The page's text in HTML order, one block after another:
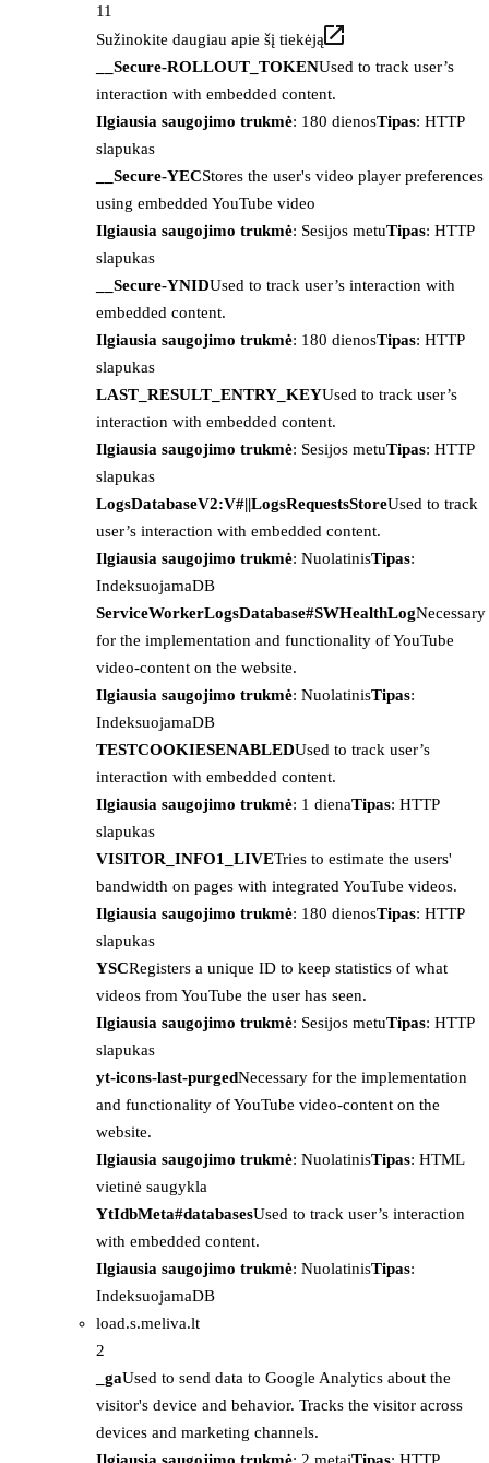
11
Sužinokite daugiau apie šį tiekėją
__Secure-ROLLOUT_TOKENUsed to track user’s
interaction with embedded content.
Ilgiausia saugojimo trukmė: 180 dienosTipas: HTTP
slapukas
__Secure-YECStores the user's video player preferences
using embedded YouTube video
Ilgiausia saugojimo trukmė: Sesijos metuTipas: HTTP
slapukas
__Secure-YNIDUsed to track user’s interaction with
embedded content.
Ilgiausia saugojimo trukmė: 180 dienosTipas: HTTP
slapukas
LAST_RESULT_ENTRY_KEYUsed to track user’s
interaction with embedded content.
Ilgiausia saugojimo trukmė: Sesijos metuTipas: HTTP
slapukas
LogsDatabaseV2:V#||LogsRequestsStoreUsed to track
user’s interaction with embedded content.
Ilgiausia saugojimo trukmė: NuolatinisTipas:
IndeksuojamaDB
ServiceWorkerLogsDatabase#SWHealthLogNecessary
for the implementation and functionality of YouTube
video-content on the website.
Ilgiausia saugojimo trukmė: NuolatinisTipas:
IndeksuojamaDB
TESTCOOKIESENABLEDUsed to track user’s
interaction with embedded content.
Ilgiausia saugojimo trukmė: 1 dienaTipas: HTTP
slapukas
VISITOR_INFO1_LIVETries to estimate the users'
bandwidth on pages with integrated YouTube videos.
Ilgiausia saugojimo trukmė: 180 dienosTipas: HTTP
slapukas
YSCRegisters a unique ID to keep statistics of what
videos from YouTube the user has seen.
Ilgiausia saugojimo trukmė: Sesijos metuTipas: HTTP
slapukas
yt-icons-last-purgedNecessary for the implementation
and functionality of YouTube video-content on the
website.
Ilgiausia saugojimo trukmė: NuolatinisTipas: HTML
vietinė saugykla
YtIdbMeta#databasesUsed to track user’s interaction
with embedded content.
Ilgiausia saugojimo trukmė: NuolatinisTipas:
IndeksuojamaDB
load.s.meliva.lt
2
_gaUsed to send data to Google Analytics about the
visitor's device and behavior. Tracks the visitor across
devices and marketing channels.
Ilgiausia saugojimo trukmė: 2 metaiTipas: HTTP